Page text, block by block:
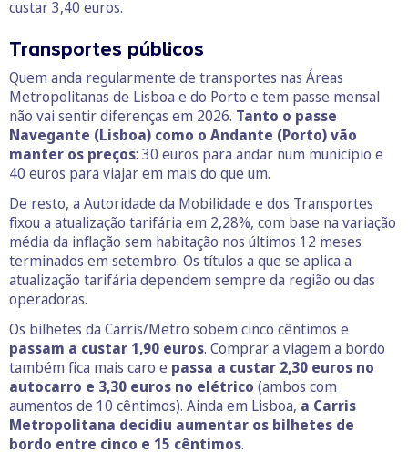
custar 3,40 euros.
Transportes públicos
Quem anda regularmente de transportes nas Áreas
Metropolitanas de Lisboa e do Porto e tem passe mensal
não vai sentir diferenças em 2026. Tanto o passe
Navegante (Lisboa) como o Andante (Porto) vão
manter os preços: 30 euros para andar num município e
40 euros para viajar em mais do que um.
De resto, a Autoridade da Mobilidade e dos Transportes
fixou a atualização tarifária em 2,28%, com base na variação
média da inflação sem habitação nos últimos 12 meses
terminados em setembro. Os títulos a que se aplica a
atualização tarifária dependem sempre da região ou das
operadoras.
Os bilhetes da Carris/Metro sobem cinco cêntimos e
passam a custar 1,90 euros. Comprar a viagem a bordo
também fica mais caro e passa a custar 2,30 euros no
autocarro e 3,30 euros no elétrico (ambos com
aumentos de 10 cêntimos). Ainda em Lisboa, a Carris
Metropolitana decidiu aumentar os bilhetes de
bordo entre cinco e 15 cêntimos.